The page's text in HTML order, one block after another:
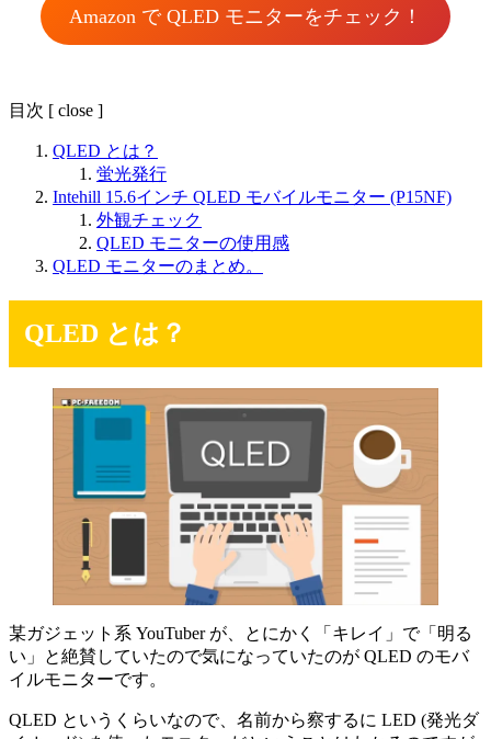
Amazon で QLED モニターをチェック！
目次 [ close ]
QLED とは？
蛍光発行
Intehill 15.6インチ QLED モバイルモニター (P15NF)
外観チェック
QLED モニターの使用感
QLED モニターのまとめ。
QLED とは？
某ガジェット系 YouTuber が、とにかく「キレイ」で「明る
い」と絶賛していたので気になっていたのが QLED のモバ
イルモニターです。
QLED というくらいなので、名前から察するに LED (発光ダ